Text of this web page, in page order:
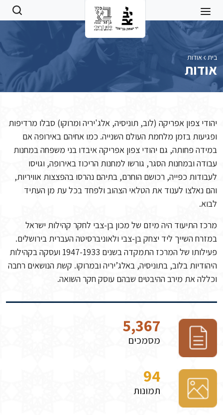
בית אודות
אודות
יהודי צפון אפריקה (לוב, תוניסיה, אלג'יריה ומרוקו) סבלו מרדיפות
ופגיעות בזמן מלחמת העולם השנייה. כמו אחיהם באירופה אם
במידה פחותה, גם יהודי צפון אפריקה איבדו בני משפחה במחנות
עבודה ובמחנות הסגר, גורשו למחנות הריכוז באירופה, וגויסו
לעבודות כפייה, רכושם הוחרם, בתיהם נהרסו בהפצצות אוויריות,
והם נאלצו לענוד את הטלאי הצהוב ולפחד בכל עת מן העתיד
לבוא.
מרכז התיעוד היה מיזם של מכון בן-צבי לחקר קהילות ישראל
במזרח השייך ליד יצחק בן-צבי ולאוניברסיטה העברית בירושלים.
פעילותו של המרכז התמקדה בשנים 1947-1933 ועסקה בקהילות
היהודיות בלוב, בתוניסיה, באלג’יריה ובמרוקו. קשת הנושאים רחבה
וכללה את מירב ההיבטים שבהם עוסק חקר השואה.
5,367
מסמכים
94
תמונות